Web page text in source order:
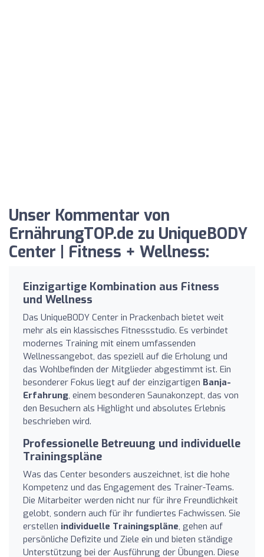
Unser Kommentar von
ErnährungTOP.de zu UniqueBODY
Center | Fitness + Wellness:
Einzigartige Kombination aus Fitness
und Wellness
Das UniqueBODY Center in Prackenbach bietet weit
mehr als ein klassisches Fitnessstudio. Es verbindet
modernes Training mit einem umfassenden
Wellnessangebot, das speziell auf die Erholung und
das Wohlbefinden der Mitglieder abgestimmt ist. Ein
besonderer Fokus liegt auf der einzigartigen Banja-
Erfahrung, einem besonderen Saunakonzept, das von
den Besuchern als Highlight und absolutes Erlebnis
beschrieben wird.
Professionelle Betreuung und individuelle
Trainingspläne
Was das Center besonders auszeichnet, ist die hohe
Kompetenz und das Engagement des Trainer-Teams.
Die Mitarbeiter werden nicht nur für ihre Freundlichkeit
gelobt, sondern auch für ihr fundiertes Fachwissen. Sie
erstellen individuelle Trainingspläne, gehen auf
persönliche Defizite und Ziele ein und bieten ständige
Unterstützung bei der Ausführung der Übungen. Diese